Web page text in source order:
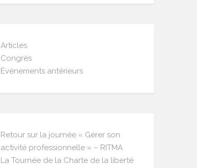
Articles
Congrès
Événements antérieurs
Retour sur la journée « Gérer son
activité professionnelle » – RITMA
La Tournée de la Charte de la liberté